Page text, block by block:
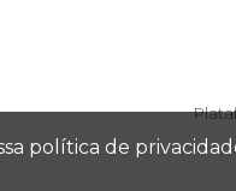
política de